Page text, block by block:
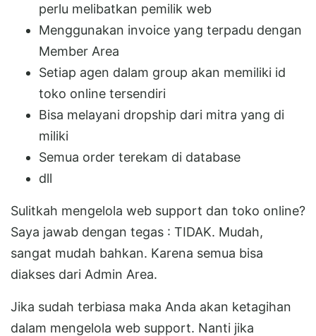
perlu melibatkan pemilik web
Menggunakan invoice yang terpadu dengan
Member Area
Setiap agen dalam group akan memiliki id
toko online tersendiri
Bisa melayani dropship dari mitra yang di
miliki
Semua order terekam di database
dll
Sulitkah mengelola web support dan toko online?
Saya jawab dengan tegas : TIDAK. Mudah,
sangat mudah bahkan. Karena semua bisa
diakses dari Admin Area.
Jika sudah terbiasa maka Anda akan ketagihan
dalam mengelola web support. Nanti jika